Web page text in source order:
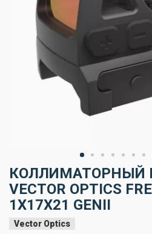
КОЛЛИМАТОРНЫЙ
VECTOR OPTICS
1X17X21 GENII
Vector Optics